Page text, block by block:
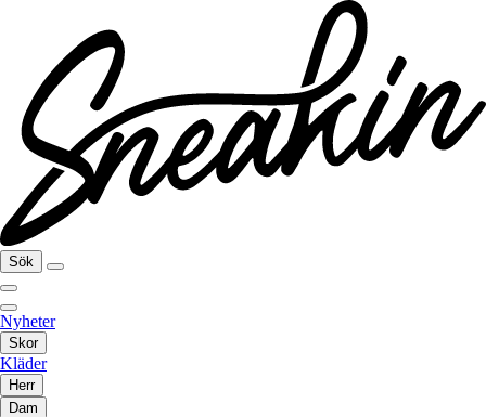
Sök
Nyheter
Skor
Kläder
Herr
Dam